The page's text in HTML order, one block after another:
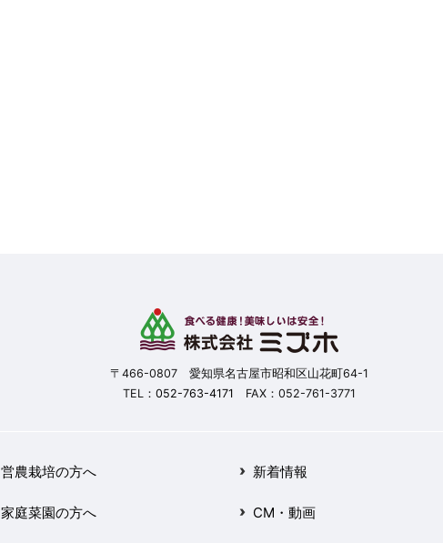
〒466-0807 愛知県名古屋市昭和区山花町64-1
TEL： 052-763-4171 FAX：052-761-3771
営農栽培の方へ
家庭菜園の方へ
新着情報
CM・動画